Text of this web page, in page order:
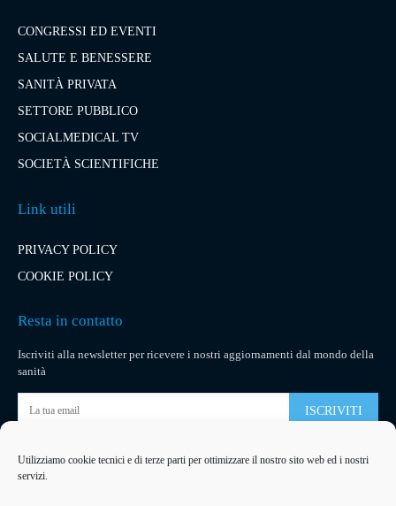
Utilizziamo cookie tecnici e di terze parti per ottimizzare il nostro sito web ed i nostri
servizi.
CONGRESSI ED EVENTI
SALUTE E BENESSERE
SANITÀ PRIVATA
SETTORE PUBBLICO
SOCIALMEDICAL TV
SOCIETÀ SCIENTIFICHE
Link utili
PRIVACY POLICY
COOKIE POLICY
Resta in contatto
Iscriviti alla newsletter per ricevere i nostri aggiornamenti dal mondo della
sanità
ISCRIVITI
Pubblicità